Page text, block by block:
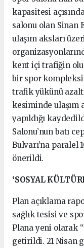
kapasitesi
salonu olan Sinan
ulaşım aksları
kent içi trafiğin
bir spor
trafik yükünü
kesiminde ulaşım
yapıldığı
Salonu’nun batı
Bulvarı’na paralel
önerildi.
‘SOSYAL
Plan açıklama
sağlık tesisi ve
Plana yeni olarak
getirildi. 21 Nisan